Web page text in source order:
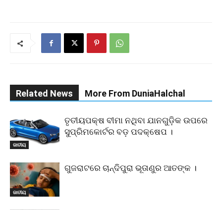
Related News More From DuniaHalchal
ଜାତୀୟ
ତୃତୀୟପକ୍ଷ ବୀମା ନଥିବା ଯାନଗୁଡ଼ିକ ଉପରେ
ସୁପ୍ରିମକୋର୍ଟର ବଡ଼ ପଦକ୍ଷେପ ।
ଜାତୀୟ
ଗୁଜରାଟରେ ଚାନ୍ଦିପୁରା ଭୂତାଣୁର ଆତଙ୍କ ।